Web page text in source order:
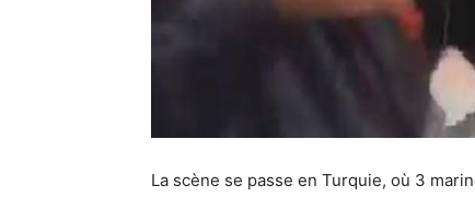
La scène se passe en Turquie, où 3